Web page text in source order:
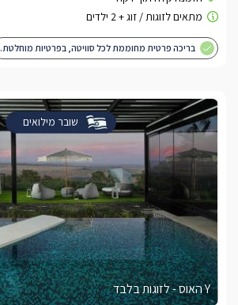
בריכה פרטית מחוממת לכל סוויטה, בפרטיות מוחלטת.
שובר מילואים
Y האוס - לזוגות בלבד